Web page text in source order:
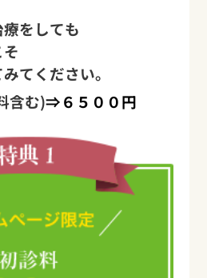
をしても
てください。
含む)⇒６５００円